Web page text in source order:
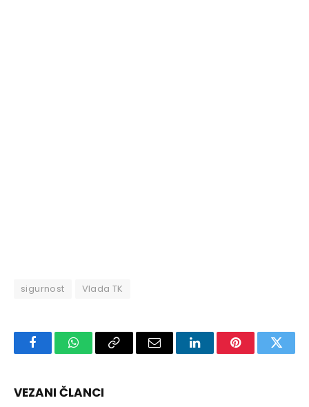
sigurnost Vlada TK
FacebookWhatsAppCopy
Email LinkedInPinterest
VEZANI ČLANCI